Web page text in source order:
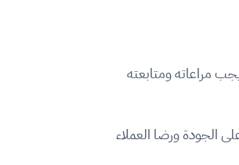
مراعاته ومتابعته
الجودة ورضا العملاء